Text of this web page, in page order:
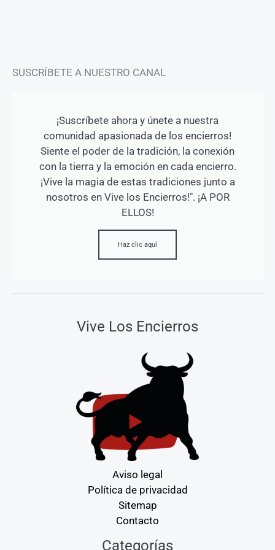
SUSCRÍBETE A NUESTRO CANAL
¡Suscríbete ahora y únete a nuestra
comunidad apasionada de los encierros!
Siente el poder de la tradición, la conexión
con la tierra y la emoción en cada encierro.
¡Vive la magia de estas tradiciones junto a
nosotros en Vive los Encierros!". ¡A POR
ELLOS!
Haz clic aquí
Vive Los Encierros
Aviso legal
Política de privacidad
Sitemap
Contacto
Categorías